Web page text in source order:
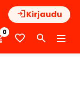
Kirjaudu
0